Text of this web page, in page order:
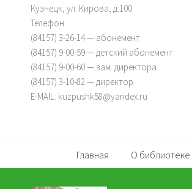
Кузнецк, ул. Кирова, д.100
Телефон:
(84157) 3-26-14 — абонемент
(84157) 9-00-59 — детский абонемент
(84157) 9-00-60 — зам. директора
(84157) 3-10-82 — директор
E-MAIL: kuzpushk58@yandex.ru
Главная О библиотеке